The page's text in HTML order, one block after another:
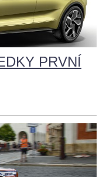
PRVNÍ